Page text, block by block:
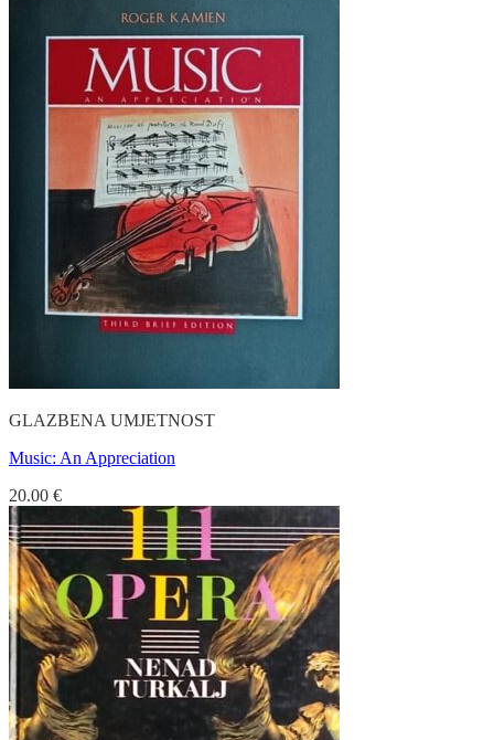
GLAZBENA UMJETNOST
Music: An Appreciation
20.00 €